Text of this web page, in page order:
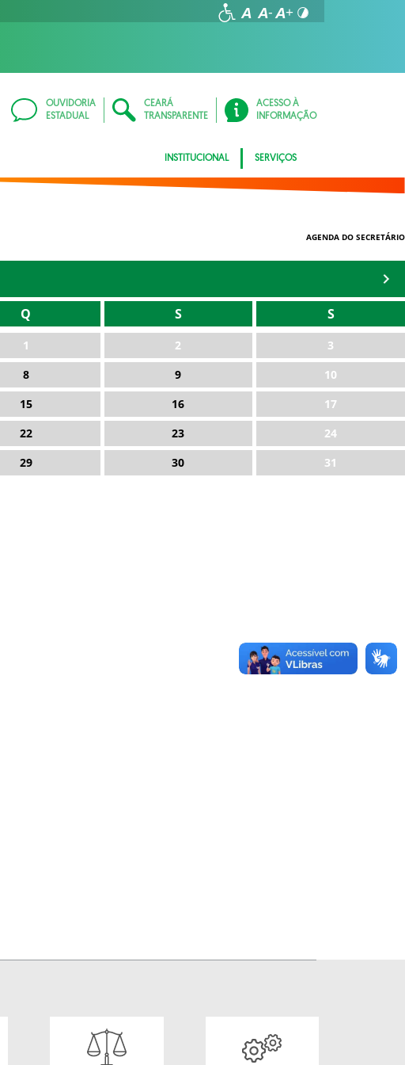
OUVIDORIA
ESTADUAL
CEARÁ
TRANSPARENTE
ACESSO À
INFORMAÇÃO
INSTITUCIONAL SERVIÇOS
AGENDA DO SECRETÁRIO
Q S S
1 2
3
8 9
10
15 16
17
22 23
24
29 30 31